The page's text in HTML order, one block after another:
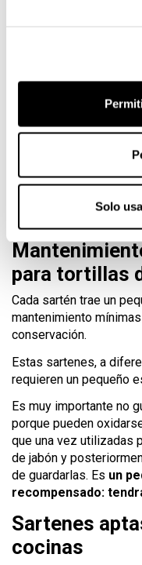
Solo
para tortillas
Cada sartén trae un
mantenimiento
conservación.
Estas sartenes, a
requieren un pequeño
Es muy importante no
porque pueden
que una vez utilizadas
de jabón y
de guardarlas. Es un
recompensado:
Sartenes
cocinas